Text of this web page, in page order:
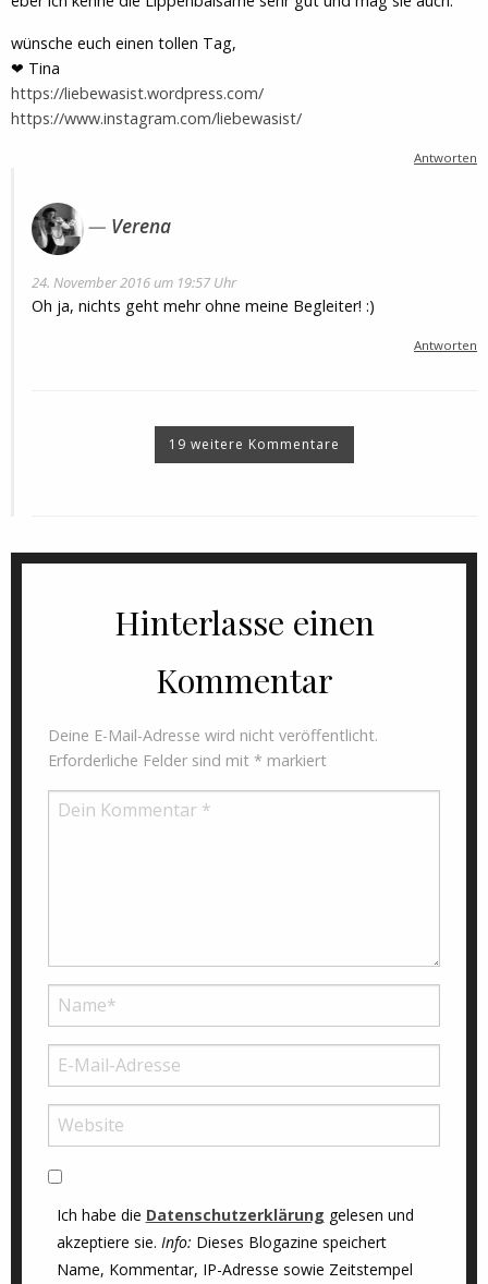
wünsche euch einen tollen Tag,
❤ Tina
https://liebewasist.wordpress.com/
https://www.instagram.com/liebewasist/
Antworten
Verena
24. November 2016 um 19:57 Uhr
Oh ja, nichts geht mehr ohne meine Begleiter! :)
Antworten
19 weitere Kommentare
Hinterlasse einen
Kommentar
Deine E-Mail-Adresse wird nicht veröffentlicht.
Erforderliche Felder sind mit * markiert
Ich habe die Datenschutzerklärung gelesen und
akzeptiere sie. Info: Dieses Blogazine speichert
Name, Kommentar, IP-Adresse sowie Zeitstempel